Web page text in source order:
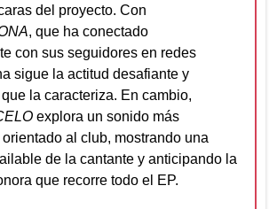
del proyecto. Con
, que ha conectado
con sus seguidores en redes
sigue la actitud desafiante y
la caracteriza. En cambio,
explora un sonido más
al club, mostrando una
de la cantante y anticipando la
que recorre todo el EP.